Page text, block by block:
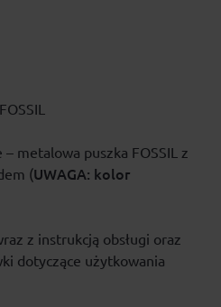
metalowa puszka FOSSIL z
(UWAGA: kolor
z instrukcją obsługi oraz
dotyczące użytkowania